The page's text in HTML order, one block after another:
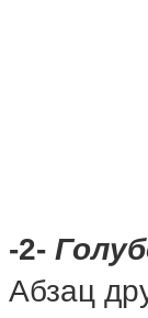
-2-
Абзац